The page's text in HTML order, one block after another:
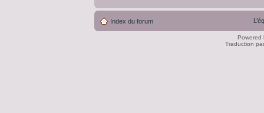
Index du forum
Powered
Traduction